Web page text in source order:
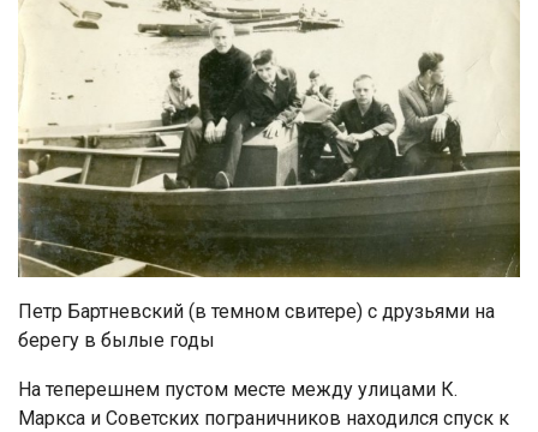
Петр Бартневский (в темном свитере) с друзьями на
берегу в былые годы
На теперешнем пустом месте между улицами К.
Маркса и Советских пограничников находился спуск к